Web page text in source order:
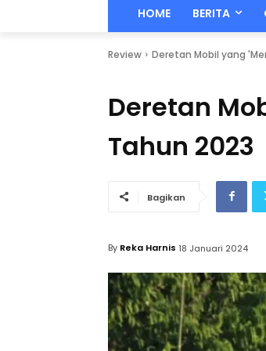
HOME BERITA
Review Deretan Mobil yang
Deretan
Tahun 2023
Bagikan
By Reka Harnis 18 Januari 2024